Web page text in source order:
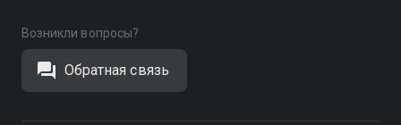
Возникли вопросы?
Обратная связь